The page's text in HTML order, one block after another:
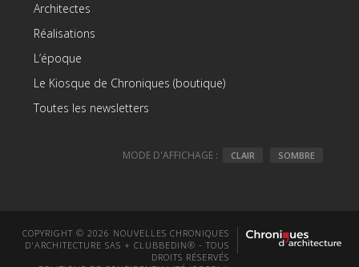
Architectes
Réalisations
L’époque
Le Kiosque de Chroniques (boutique)
Toutes les newsletters
MODE D'AFFICHAGE : CLAIR SOMBRE
COPYRIGHT © 2026 NOUVELLES CHRONIQUES
D'ARCHITECTURE SAS + CLUBBEDIN® - TOUS
DROITS RÉSERVÉS